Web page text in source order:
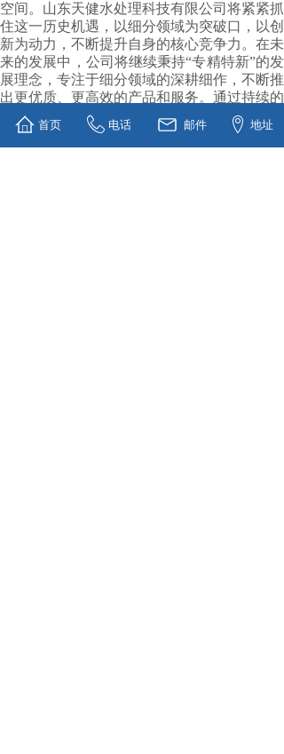
空间。山东天健水处理科技有限公司将紧紧抓
住这一历史机遇，以细分领域为突破口，以创
新为动力，不断提升自身的核心竞争力。在未
来的发展中，公司将继续秉持“专精特新”的发
展理念，专注于细分领域的深耕细作，不断推
出更优质、更高效的产品和服务。通过持续的
技术创新和市场拓展，公司有望成为水处理与
融雪剂行业的领军企业，为推动行业的高质量
发展和生态环境的保护做出更大的贡献，书写
首页 电话 邮件 地址